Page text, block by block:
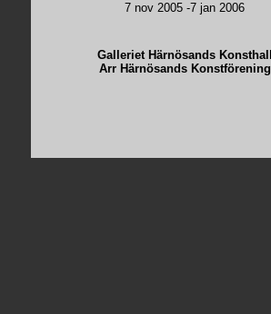
7 nov 2005 -7 jan 2006
Galleriet Härnösands Konsthall
Arr Härnösands Konstförening